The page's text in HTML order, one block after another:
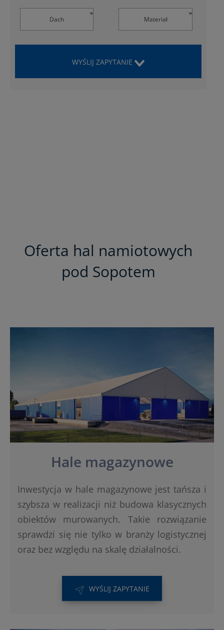
Dach Materiał
WYŚLIJ ZAPYTANIE
Oferta hal namiotowych
pod Sopotem
Hale magazynowe
Inwestycja w hale magazynowe jest tańsza i
szybsza w realizacji niż budowa klasycznych
obiektów murowanych. Takie rozwiązanie
sprawdzi się nie tylko w branży logistycznej
oraz bez względu na skalę działalności.
WYŚLIJ ZAPYTANIE